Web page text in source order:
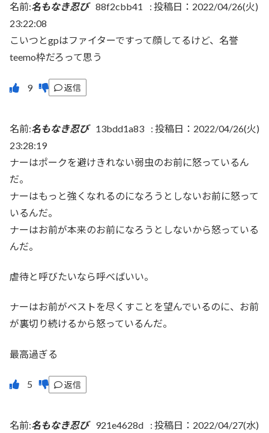
名前:名もなき忍び 88f2cbb41 : 投稿日：2022/04/26(火)
23:22:08
こいつとgpはファイターですって顔してるけど、名誉
teemo枠だろって思う
返信
名前:名もなき忍び 13bdd1a83 : 投稿日：2022/04/26(火)
23:28:19
ナーはポークを避けきれない弱虫のお前に怒っているん
だ。
ナーはもっと強くなれるのになろうとしないお前に怒って
いるんだ。
ナーはお前が本来のお前になろうとしないから怒っている
んだ。
虐待と呼びたいなら呼べばいい。
ナーはお前がベストを尽くすことを望んでいるのに、お前
が裏切り続けるから怒っているんだ。
最高過ぎる
返信
名前:名もなき忍び 921e4628d : 投稿日：2022/04/27(水)